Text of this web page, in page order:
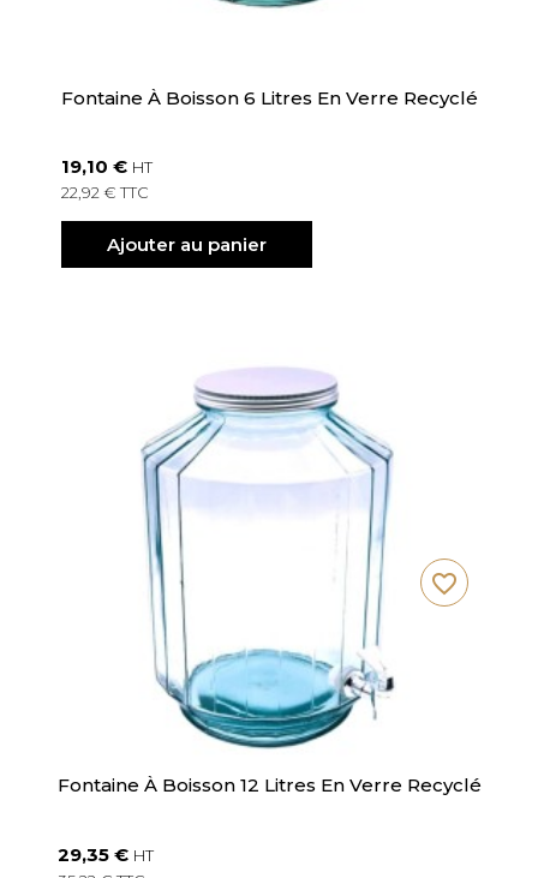
Fontaine À Boisson 6 Litres En Verre Recyclé
19,10 € HT
22,92 € TTC
Ajouter au panier
Fontaine À Boisson 12 Litres En Verre Recyclé
29,35 € HT
favorite_border